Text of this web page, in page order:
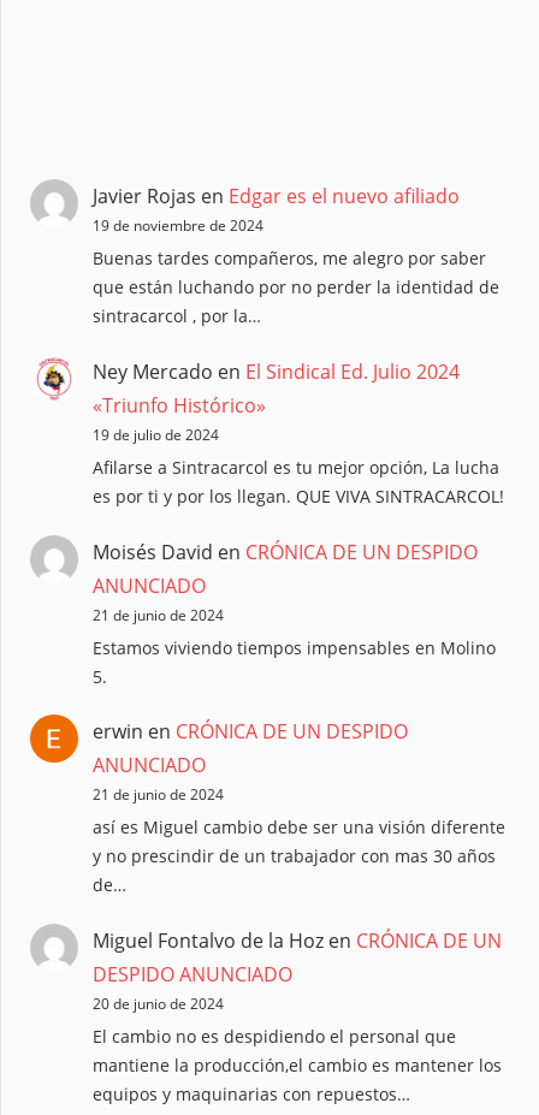
Javier Rojas en Edgar es el nuevo afiliado
19 de noviembre de 2024
Buenas tardes compañeros, me alegro por saber
que están luchando por no perder la identidad de
sintracarcol , por la…
Ney Mercado en El Sindical Ed. Julio 2024
«Triunfo Histórico»
19 de julio de 2024
Afilarse a Sintracarcol es tu mejor opción, La lucha
es por ti y por los llegan. QUE VIVA SINTRACARCOL!
Moisés David en CRÓNICA DE UN DESPIDO
ANUNCIADO
21 de junio de 2024
Estamos viviendo tiempos impensables en Molino
5.
erwin en CRÓNICA DE UN DESPIDO
ANUNCIADO
21 de junio de 2024
así es Miguel cambio debe ser una visión diferente
y no prescindir de un trabajador con mas 30 años
de…
Miguel Fontalvo de la Hoz en CRÓNICA DE UN
DESPIDO ANUNCIADO
20 de junio de 2024
El cambio no es despidiendo el personal que
mantiene la producción,el cambio es mantener los
equipos y maquinarias con repuestos…